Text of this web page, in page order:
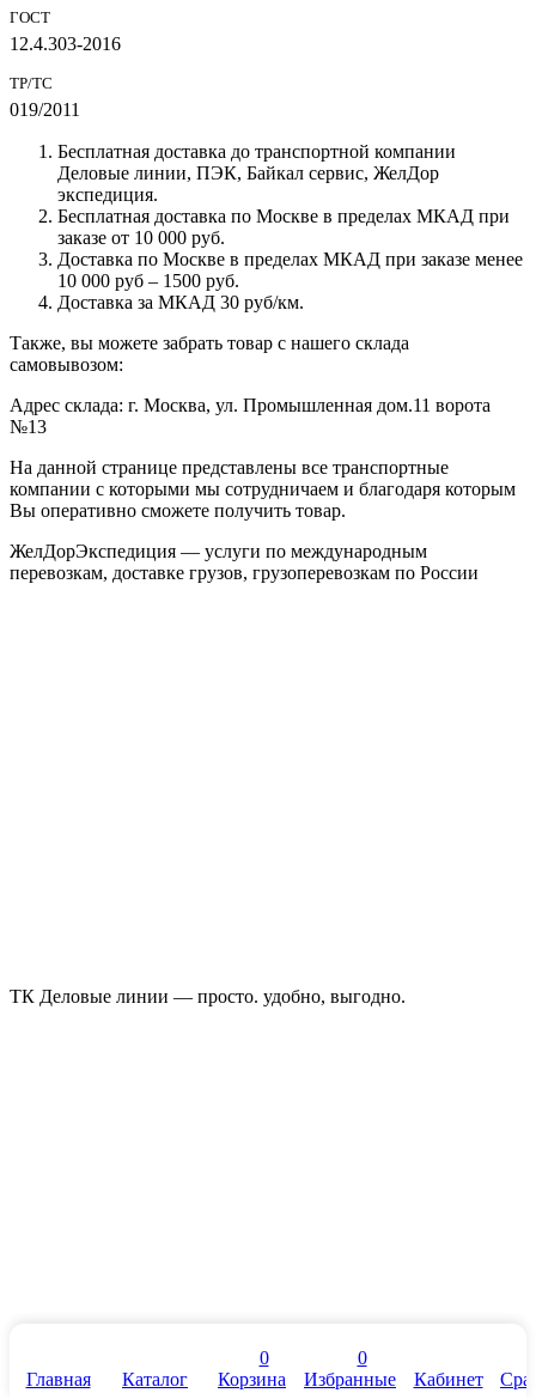
ГОСТ
12.4.303-2016
ТР/ТС
019/2011
Бесплатная доставка до транспортной компании
Деловые линии, ПЭК, Байкал сервис, ЖелДор
экспедиция.
Бесплатная доставка по Москве в пределах МКАД при
заказе от 10 000 руб.
Доставка по Москве в пределах МКАД при заказе менее
10 000 руб – 1500 руб.
Доставка за МКАД 30 руб/км.
Также, вы можете забрать товар с нашего склада
самовывозом:
Адрес склада: г. Москва, ул. Промышленная дом.11 ворота
№13
На данной странице представлены все транспортные
компании с которыми мы сотрудничаем и благодаря которым
Вы оперативно сможете получить товар.
ЖелДорЭкспедиция — услуги по международным
перевозкам, доставке грузов, грузоперевозкам по России
ТК Деловые линии — просто. удобно, выгодно.
Главная Каталог
0
Корзина
0
Избранные
Кабинет